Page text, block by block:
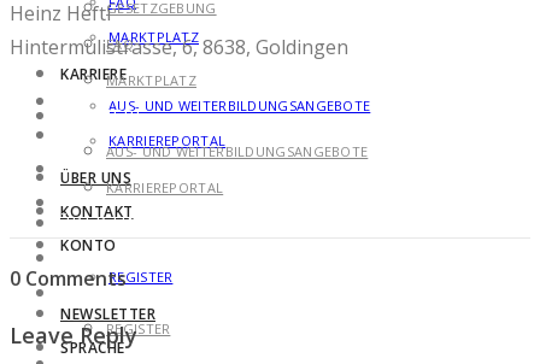
MARKTPLATZ
KARRIERE
AUS- UND WEITERBILDUNGSANGEBOTE
KARRIEREPORTAL
ÜBER UNS
KONTAKT
KONTO
REGISTER
NEWSLETTER
SPRACHE
GESETZGEBUNG
FAQ
MARKTPLATZ
KARRIERE
AUS- UND WEITERBILDUNGSANGEBOTE
KARRIEREPORTAL
ÜBER UNS
KONTAKT
KONTO
REGISTER
Heinz Hefti
Hintermülistrasse, 6, 8638, Goldingen
0 Comments
Leave Reply